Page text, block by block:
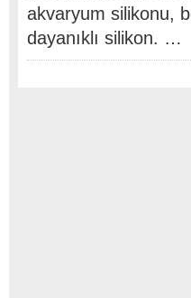
akvaryum silikonu,
dayanıklı silikon. …